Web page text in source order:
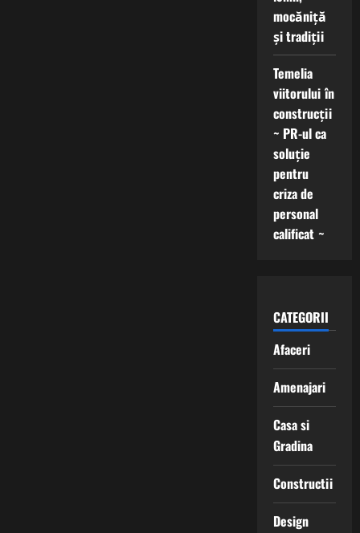
mocăniță
și tradiții
Temelia
viitorului în
construcții
~ PR-ul ca
soluție
pentru
criza de
personal
calificat ~
CATEGORII
Afaceri
Amenajari
Casa si
Gradina
Constructii
Design